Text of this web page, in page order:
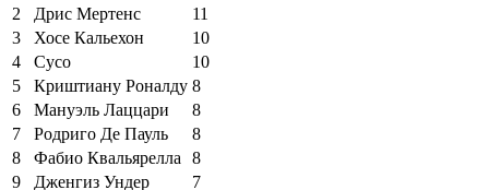
2
Дрис Мертенс
11
3
Хосе Кальехон
10
4
Сусо
10
5
Криштиану Роналду 8
6
Мануэль Лаццари
8
7
Родриго Де Пауль
8
8
Фабио Квальярелла
8
9
Дженгиз Ундер
7